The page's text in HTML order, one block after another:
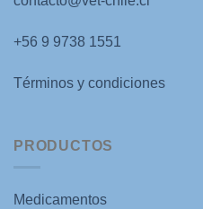
+56 9 9738 1551
Términos y condiciones
PRODUCTOS
Medicamentos